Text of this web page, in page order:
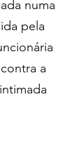
numa
pela
a